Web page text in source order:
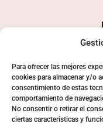
Para ofrecer las mejores
cookies para almacenar y/o
consentimiento de estas
comportamiento de
No consentir o retirar el
ciertas características y